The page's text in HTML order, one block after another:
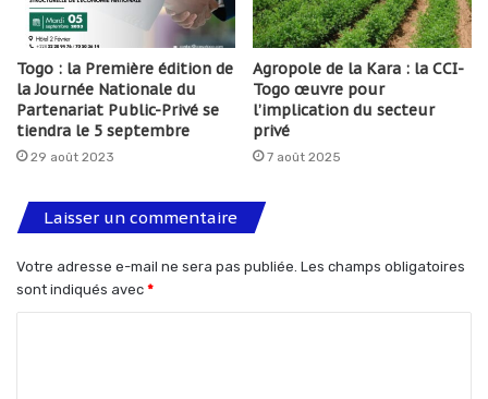
Togo : la Première édition de
la Journée Nationale du
Partenariat Public-Privé se
tiendra le 5 septembre
29 août 2023
Agropole de la Kara : la CCI-
Togo œuvre pour
l’implication du secteur
privé
7 août 2025
Laisser un commentaire
Votre adresse e-mail ne sera pas publiée. Les champs obligatoires
sont indiqués avec *